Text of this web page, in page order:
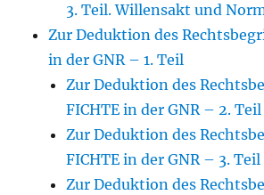
3. Teil. Willensakt und
Zur Deduktion des
in der GNR – 1. Teil
Zur Deduktion des
FICHTE in der GNR – 2. Teil
Zur Deduktion des
FICHTE in der GNR – 3. Teil
Zur Deduktion des